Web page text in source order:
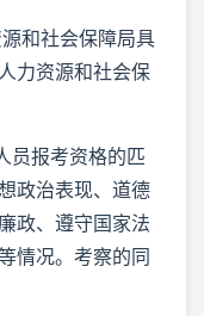
和社会保障局具
力资源和社会保
报考资格的匹
政治表现、道德
政、遵守国家法
情况。考察的同